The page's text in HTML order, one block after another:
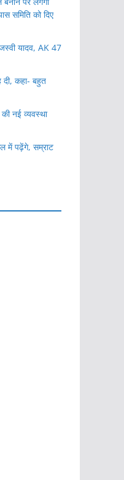
समिति को दिए
यादव, AK 47
दी, कहा- बहुत
नई व्यवस्था
में पढ़ेंगे, सम्राट